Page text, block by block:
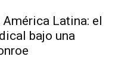
Latina: el
bajo una